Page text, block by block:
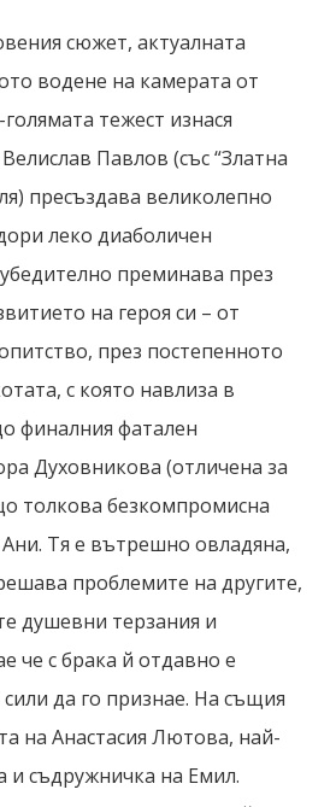
сюжет, актуалната
водене на камерата от
тежест изнася
Павлов (със “Златна
пресъздава великолепно
леко диаболичен
преминава през
на героя си – от
през постепенното
с която навлиза в
финалния фатален
Духовникова (отличена за
толкова безкомпромисна
Ани. Тя е вътрешно овладяна,
проблемите на другите,
душевни терзания и
че с брака й отдавно е
да го признае. На същия
на Анастасия Лютова, най-
и съдружничка на Емил.